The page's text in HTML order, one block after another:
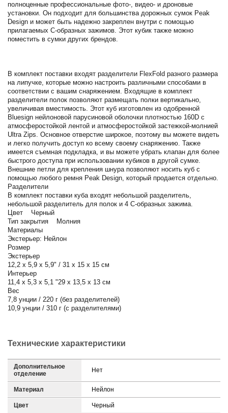
полноценные профессиональные фото-, видео- и дроновые
установки. Он подходит для большинства дорожных сумок Peak
Design и может быть надежно закреплен внутри с помощью
прилагаемых C-образных зажимов. Этот кубик также можно
поместить в сумки других брендов.
В комплект поставки входят разделители FlexFold разного размера
на липучке, которые можно настроить различными способами в
соответствии с вашим снаряжением. Входящие в комплект
разделители полок позволяют размещать полки вертикально,
увеличивая вместимость. Этот куб изготовлен из одобренной
Bluesign нейлоновой парусиновой оболочки плотностью 160D с
атмосферостойкой лентой и атмосферостойкой застежкой-молнией
Ultra Zips. Основное отверстие широкое, поэтому вы можете видеть
и легко получить доступ ко всему своему снаряжению. Также
имеется съемная подкладка, и вы можете убрать клапан для более
быстрого доступа при использовании кубиков в другой сумке.
Внешние петли для крепления шнура позволяют носить куб с
помощью любого ремня Peak Design, который продается отдельно.
Разделители
В комплект поставки куба входят небольшой разделитель,
небольшой разделитель для полок и 4 С-образных зажима.
Цвет Черный
Тип закрытия Молния
Материалы
Экстерьер: Нейлон
Розмер
Экстерьер
12,2 х 5,9 х 5,9" / 31 х 15 х 15 см
Интерьер
11,4 х 5,3 х 5,1 "29 х 13,5 х 13 см
Вес
7,8 унции / 220 г (без разделителей)
10,9 унции / 310 г (с разделителями)
Технические характеристики
Дополнительное
отделение
Нет
Материал Нейлон
Цвет Черный